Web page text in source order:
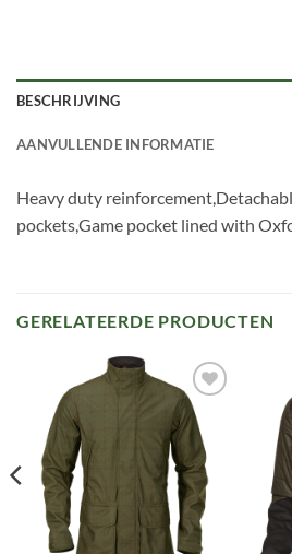
BESCHRIJVING
AANVULLENDE INFORMATIE
Heavy duty
pockets,Game pocket lined with
GERELATEERDE PRODUCTEN
Toevoegen
aan
verlanglijst